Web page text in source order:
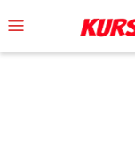
to
content
Mobile
Menu